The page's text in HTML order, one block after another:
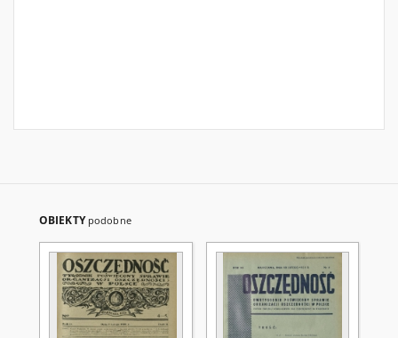
OBIEKTY podobne